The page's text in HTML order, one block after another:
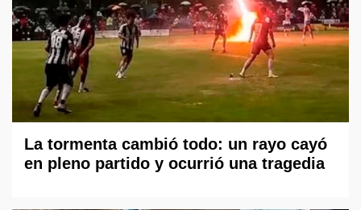
La tormenta cambió todo: un rayo cayó
en pleno partido y ocurrió una tragedia